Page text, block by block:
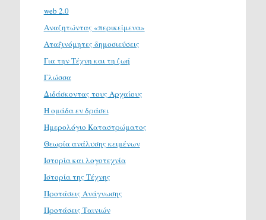
web 2.0
Αναζητώντας «περικείμενα»
Αταξινόμητες δημοσιεύσεις
Για την Τέχνη και τη ζωή
Γλώσσα
Διδάσκοντας τους Αρχαίους
Η ομάδα εν δράσει
Ημερολόγιο Καταστρώματος
Θεωρία ανάλυσης κειμένων
Ιστορία και λογοτεχνία
Ιστορία της Τέχνης
Προτάσεις Ανάγνωσης
Προτάσεις Ταινιών